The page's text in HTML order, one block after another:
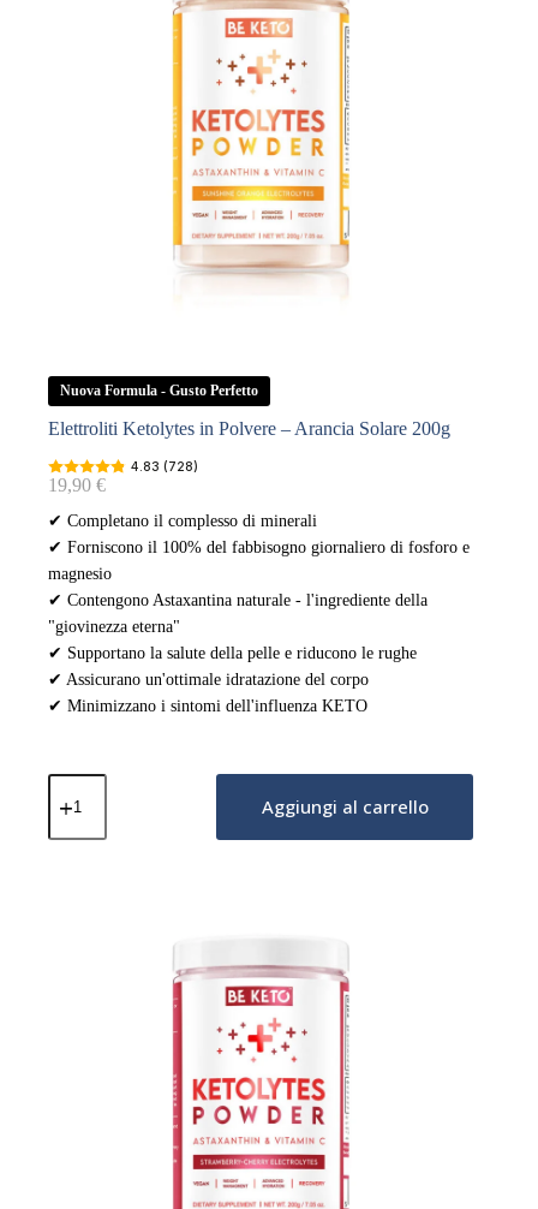
Nuova Formula - Gusto Perfetto
Elettroliti Ketolytes in Polvere – Arancia Solare 200g
4.83 (728)
19,90 €
✔ Completano il complesso di minerali
✔ Forniscono il 100% del fabbisogno giornaliero di fosforo e
magnesio
✔ Contengono Astaxantina naturale - l'ingrediente della
"giovinezza eterna"
✔ Supportano la salute della pelle e riducono le rughe
✔ Assicurano un'ottimale idratazione del corpo
✔ Minimizzano i sintomi dell'influenza KETO
Elettroliti
Ketolytes
Polvere
Aggiungi al carrello